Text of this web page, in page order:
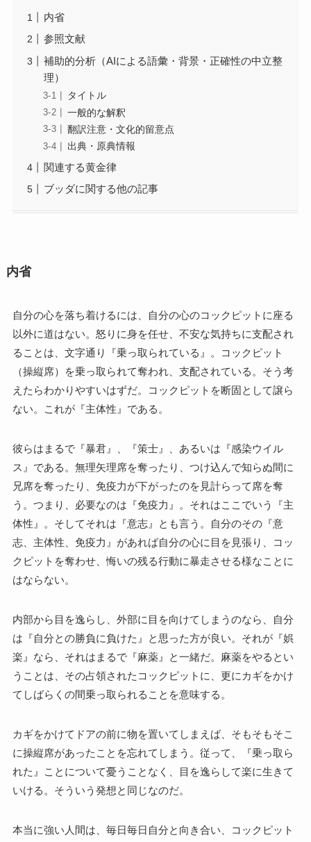
内省
参照文献
補助的分析（AIによる語彙・背景・正確性の中立整
理）
タイトル
一般的な解釈
翻訳注意・文化的留意点
出典・原典情報
関連する黄金律
ブッダに関する他の記事
内省
自分の心を落ち着けるには、自分の心のコックピットに座る
以外に道はない。怒りに身を任せ、不安な気持ちに支配され
ることは、文字通り『乗っ取られている』。コックピット
（操縦席）を乗っ取られて奪われ、支配されている。そう考
えたらわかりやすいはずだ。コックピットを断固として譲ら
ない。これが『主体性』である。
彼らはまるで『暴君』、『策士』、あるいは『感染ウイル
ス』である。無理矢理席を奪ったり、つけ込んで知らぬ間に
兄席を奪ったり、免疫力が下がったのを見計らって席を奪
う。つまり、必要なのは『免疫力』。それはここでいう『主
体性』。そしてそれは『意志』とも言う。自分のその『意
志、主体性、免疫力』があれば自分の心に目を見張り、コッ
クピットを奪わせ、悔いの残る行動に暴走させる様なことに
はならない。
内部から目を逸らし、外部に目を向けてしまうのなら、自分
は『自分との勝負に負けた』と思った方が良い。それが『娯
楽』なら、それはまるで『麻薬』と一緒だ。麻薬をやるとい
うことは、その占領されたコックピットに、更にカギをかけ
てしばらくの間乗っ取られることを意味する。
カギをかけてドアの前に物を置いてしまえば、そもそもそこ
に操縦席があったことを忘れてしまう。従って、『乗っ取ら
れた』ことについて憂うことなく、目を逸らして楽に生きて
いける。そういう発想と同じなのだ。
本当に強い人間は、毎日毎日自分と向き合い、コックピット